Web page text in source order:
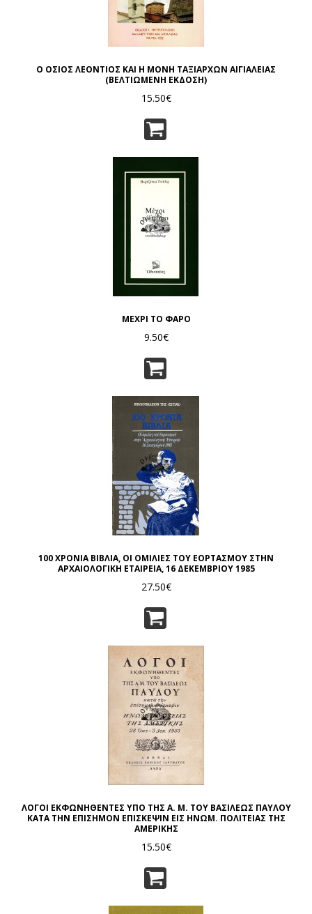
Ο ΟΣΙΟΣ ΛΕΟΝΤΙΟΣ ΚΑΙ Η ΜΟΝΗ ΤΑΞΙΑΡΧΩΝ ΑΙΓΙΑΛΕΙΑΣ
(ΒΕΛΤΙΩΜΕΝΗ ΕΚΔΟΣΗ)
15.50€
ΜΕΧΡΙ ΤΟ ΦΑΡΟ
9.50€
100 ΧΡΟΝΙΑ ΒΙΒΛΙΑ, ΟΙ ΟΜΙΛΙΕΣ ΤΟΥ ΕΟΡΤΑΣΜΟΥ ΣΤΗΝ
ΑΡΧΑΙΟΛΟΓΙΚΗ ΕΤΑΙΡΕΙΑ, 16 ΔΕΚΕΜΒΡΙΟΥ 1985
27.50€
ΛΟΓΟΙ ΕΚΦΩΝΗΘΕΝΤΕΣ ΥΠΟ ΤΗΣ Α. Μ. ΤΟΥ ΒΑΣΙΛΕΩΣ ΠΑΥΛΟΥ
ΚΑΤΑ ΤΗΝ ΕΠΙΣΗΜΟΝ ΕΠΙΣΚΕΨΙΝ ΕΙΣ ΗΝΩΜ. ΠΟΛΙΤΕΙΑΣ ΤΗΣ
ΑΜΕΡΙΚΗΣ
15.50€